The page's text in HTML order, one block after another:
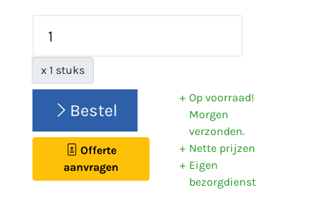
x 1 stuks
Bestel
Offerte
aanvragen
Op voorraad!
Morgen
verzonden.
Nette prijzen
Eigen
bezorgdienst